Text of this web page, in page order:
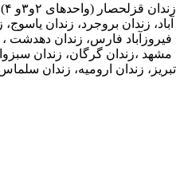
زندان بروجرد، زندان
فیروزآباد فارس، زندان دهدشت
،زندان گرگان، زندان
تبریز، زندان ارومیه، زندان